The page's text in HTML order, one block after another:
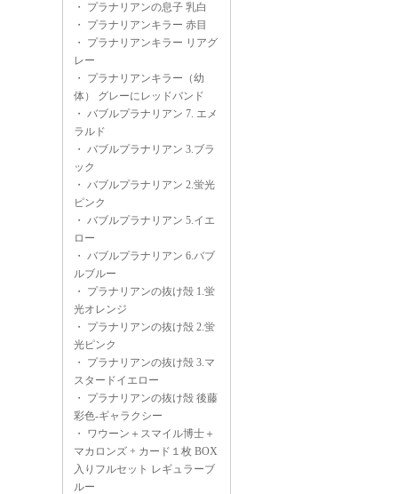
・ プラナリアンの息子 乳白
・ プラナリアンキラー 赤目
・ プラナリアンキラー リアグ
レー
・ プラナリアンキラー（幼
体） グレーにレッドバンド
・ バブルプラナリアン 7. エメ
ラルド
・ バブルプラナリアン 3.ブラ
ック
・ バブルプラナリアン 2.蛍光
ピンク
・ バブルプラナリアン 5.イエ
ロー
・ バブルプラナリアン 6.バブ
ルブルー
・ プラナリアンの抜け殻 1.蛍
光オレンジ
・ プラナリアンの抜け殻 2.蛍
光ピンク
・ プラナリアンの抜け殻 3.マ
スタードイエロー
・ プラナリアンの抜け殻 後藤
彩色-ギャラクシー
・ ワウーン＋スマイル博士＋
マカロンズ + カード１枚 BOX
入りフルセット レギュラーブ
ルー